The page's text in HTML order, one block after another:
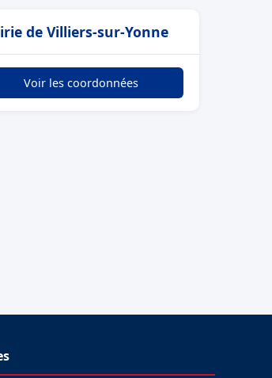
de Villiers-sur-Yonne
Voir les coordonnées